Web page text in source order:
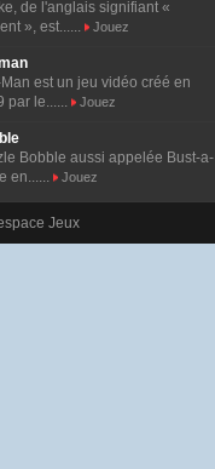
de l'anglais signifiant «
», est......
Jouez
Man est un jeu vidéo créé en
par le......
Jouez
Bobble aussi appelée Bust-a-
en......
Jouez
Jeux